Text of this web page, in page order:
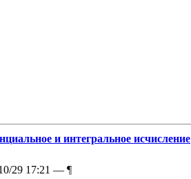
и интегральное исчисление
29 17:21 — ¶